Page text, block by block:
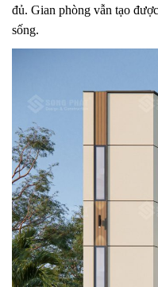
đủ. Gian phòng vẫn tạo
sống.